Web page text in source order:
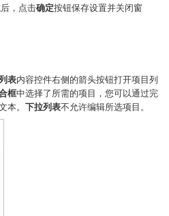
，点击确定按钮保存设置并关闭窗
表内容控件右侧的箭头按钮打开项目列
框中选择了所需的项目，您可以通过完
。 下拉列表不允许编辑所选项目。